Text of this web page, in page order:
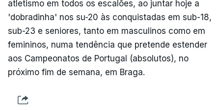
atletismo em todos os escalões, ao juntar hoje a
'dobradinha' nos su-20 às conquistadas em sub-18,
sub-23 e seniores, tanto em masculinos como em
femininos, numa tendência que pretende estender
aos Campeonatos de Portugal (absolutos), no
próximo fim de semana, em Braga.